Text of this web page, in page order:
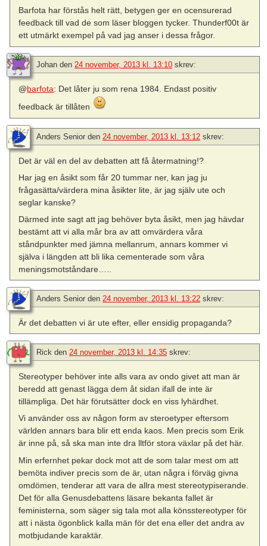
Barfota har förstås helt rätt, betygen ger en ocensurerad
feedback till vad de som läser bloggen tycker. Thunderf00t är
ett utmärkt exempel på vad jag anser i dessa frågor.
Johan den 24 november, 2013 kl. 13:10 skrev:
@barfota: Det låter ju som rena 1984. Endast positiv
feedback är tillåten
Anders Senior den 24 november, 2013 kl. 13:12 skrev:
Det är väl en del av debatten att få återmatning!?
Har jag en åsikt som får 20 tummar ner, kan jag ju
frågasätta/värdera mina åsikter lite, är jag själv ute och
seglar kanske?
Därmed inte sagt att jag behöver byta åsikt, men jag hävdar
bestämt att vi alla mår bra av att omvärdera våra
ståndpunkter med jämna mellanrum, annars kommer vi
själva i längden att bli lika cementerade som våra
meningsmotståndare…..
Anders Senior den 24 november, 2013 kl. 13:22 skrev:
Är det debatten vi är ute efter, eller ensidig propaganda?
Rick den 24 november, 2013 kl. 14:35 skrev:
Stereotyper behöver inte alls vara av ondo givet att man är
beredd att genast lägga dem åt sidan ifall de inte är
tillämpliga. Det här förutsätter dock en viss lyhärdhet.
Vi använder oss av någon form av steroetyper eftersom
världen annars bara blir ett enda kaos. Men precis som Erik
är inne på, så ska man inte dra lltför stora växlar på det här.
Min erfernhet pekar dock mot att de som talar mest om att
bemöta indiver precis som de är, utan några i förväg givna
omdömen, tenderar att vara de allra mest stereotypiserande.
Det för alla Genusdebattens läsare bekanta fallet är
feministerna, som säger sig tala mot alla könsstereotyper för
att i nästa ögonblick kalla män för det ena eller det andra av
motbjudande karaktär.